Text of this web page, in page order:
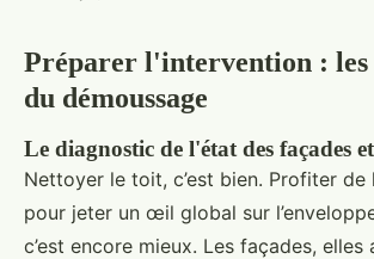
Préparer l'intervention : les
du démoussage
Le diagnostic de l'état des façades
Nettoyer le toit, c’est bien. Profiter de
pour jeter un œil global sur
c’est encore mieux. Les façades, elles